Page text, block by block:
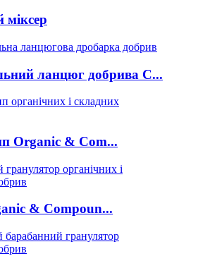
міксер
ланцюг добрива C...
Organic & Com...
& Compoun...